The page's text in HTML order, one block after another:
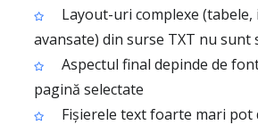
Layout-uri complexe
avansate) din surse TXT nu sunt
Aspectul final depinde de
pagină selectate
Fișierele text foarte mari pot